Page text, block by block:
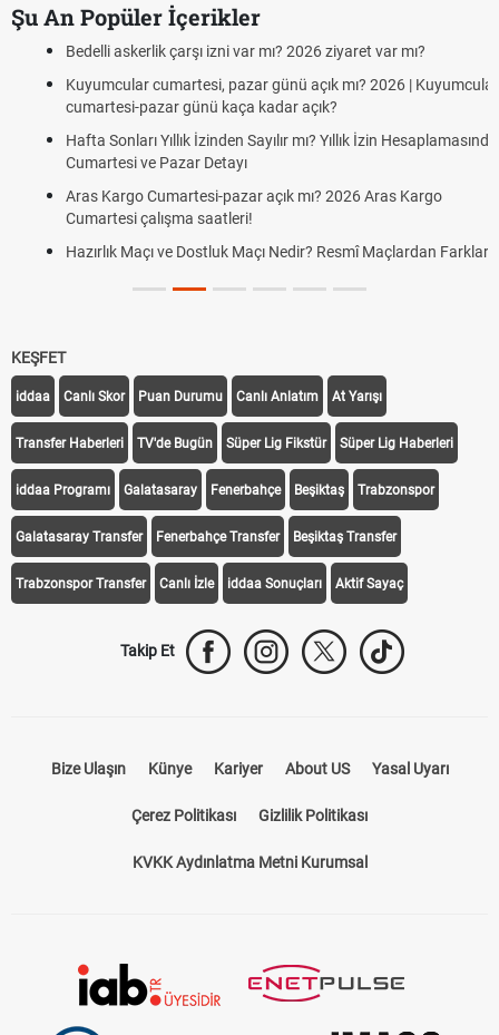
Şu An Popüler İçerikler
Bedelli askerlik çarşı izni var mı? 2026 ziyaret var mı?
Kuyumcular cumartesi, pazar günü açık mı? 2026 | Kuyumcular
cumartesi-pazar günü kaça kadar açık?
Hafta Sonları Yıllık İzinden Sayılır mı? Yıllık İzin Hesaplamasında
Cumartesi ve Pazar Detayı
Aras Kargo Cumartesi-pazar açık mı? 2026 Aras Kargo
Cumartesi çalışma saatleri!
Hazırlık Maçı ve Dostluk Maçı Nedir? Resmî Maçlardan Farkları
KEŞFET
iddaa Canlı Skor Puan Durumu Canlı Anlatım At Yarışı
Transfer Haberleri TV'de Bugün Süper Lig Fikstür Süper Lig Haberleri
iddaa Programı Galatasaray Fenerbahçe Beşiktaş Trabzonspor
Galatasaray Transfer Fenerbahçe Transfer Beşiktaş Transfer
Trabzonspor Transfer Canlı İzle iddaa Sonuçları Aktif Sayaç
Takip Et
Bize Ulaşın Künye Kariyer About US Yasal Uyarı
Çerez Politikası Gizlilik Politikası
KVKK Aydınlatma Metni Kurumsal